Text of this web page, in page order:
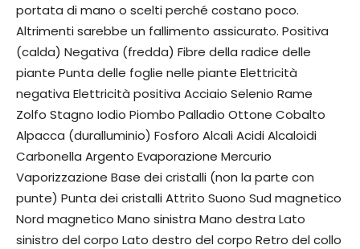
portata di mano o scelti perché costano poco.
Altrimenti sarebbe un fallimento assicurato. Positiva
(calda) Negativa (fredda) Fibre della radice delle
piante Punta delle foglie nelle piante Elettricità
negativa Elettricità positiva Acciaio Selenio Rame
Zolfo Stagno Iodio Piombo Palladio Ottone Cobalto
Alpacca (duralluminio) Fosforo Alcali Acidi Alcaloidi
Carbonella Argento Evaporazione Mercurio
Vaporizzazione Base dei cristalli (non la parte con
punte) Punta dei cristalli Attrito Suono Sud magnetico
Nord magnetico Mano sinistra Mano destra Lato
sinistro del corpo Lato destro del corpo Retro del collo